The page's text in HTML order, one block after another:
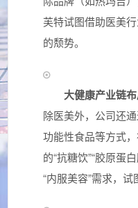
芙特试图借助医美
的颓势。
大健康产业链
除医美外，公司还
功能性食品等方式
的“抗糖饮”“胶原蛋
“内服美容”需求，试